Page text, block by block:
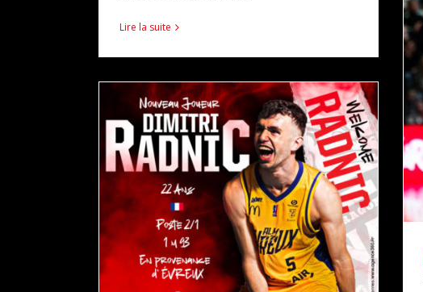
Lire la suite
DIMITRI RADNIC SIGNE À DENAIN !
actualités pro b